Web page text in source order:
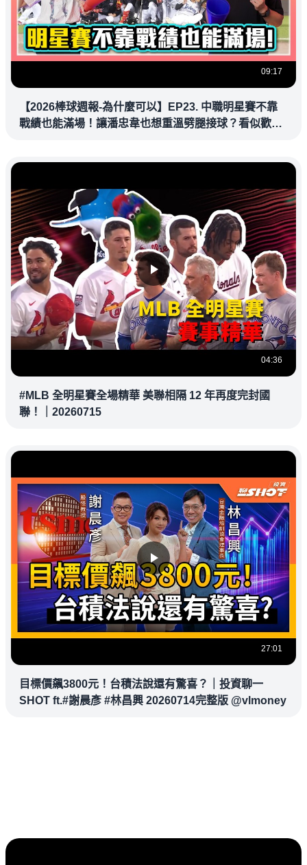
09:17
【2026棒球週報-為什麼可以】EP23. 中職明星賽不靠
戰績也能滿場！讓潘忠韋也想重溫劈腿接球？看似歡樂
04:36
#MLB 全明星賽全場精華 美聯相隔 12 年再度完封國
聯！｜20260715
27:01
目標價飆3800元！台積法說還有驚喜？｜投資聊一
SHOT ft.#謝晨彥 #林昌興 20260714完整版 @vlmoney